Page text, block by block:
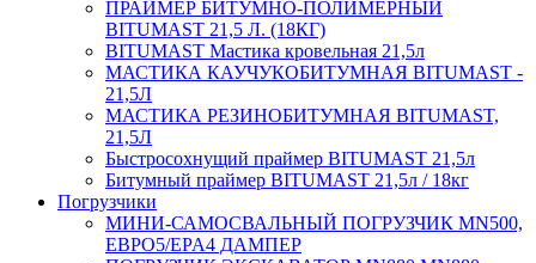
ПРАЙМЕР БИТУМНО-ПОЛИМЕРНЫЙ
BITUMAST 21,5 Л. (18КГ)
BITUMAST Мастика кровельная 21,5л
МАСТИКА КАУЧУКОБИТУМНАЯ BITUMAST -
21,5Л
МАСТИКА РЕЗИНОБИТУМНАЯ BITUMAST,
21,5Л
Быстросохнущий праймер BITUMAST 21,5л
Битумный праймер BITUMAST 21,5л / 18кг
Погрузчики
МИНИ-САМОСВАЛЬНЫЙ ПОГРУЗЧИК MN500,
ЕВРО5/EPA4 ДАМПЕР